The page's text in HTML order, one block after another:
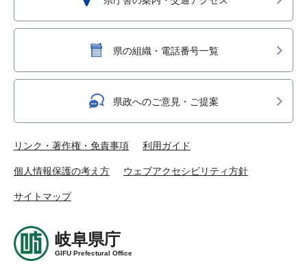
県の組織・電話番号一覧
県政へのご意見・ご提案
リンク・著作権・免責事項 利用ガイド
個人情報保護の考え方 ウェブアクセシビリティ方針
サイトマップ
岐阜県庁
GIFU Prefectural Office